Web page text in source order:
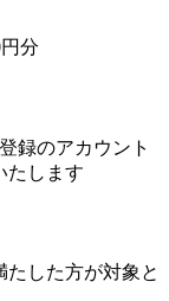
分
録のアカウント
たします
たした方が対象と